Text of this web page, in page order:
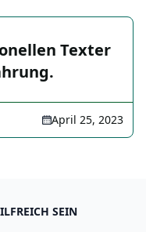
Texter
April 25, 2023
SEIN